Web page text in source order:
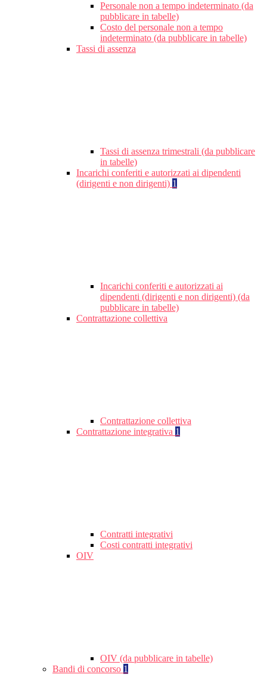
Personale non a tempo indeterminato (da
pubblicare in tabelle)
Costo del personale non a tempo
indeterminato (da pubblicare in tabelle)
Tassi di assenza
Tassi di assenza trimestrali (da pubblicare
in tabelle)
Incarichi conferiti e autorizzati ai dipendenti
(dirigenti e non dirigenti) 1
Incarichi conferiti e autorizzati ai
dipendenti (dirigenti e non dirigenti) (da
pubblicare in tabelle)
Contrattazione collettiva
Contrattazione collettiva
Contrattazione integrativa 1
Contratti integrativi
Costi contratti integrativi
OIV
OIV (da pubblicare in tabelle)
Bandi di concorso 1